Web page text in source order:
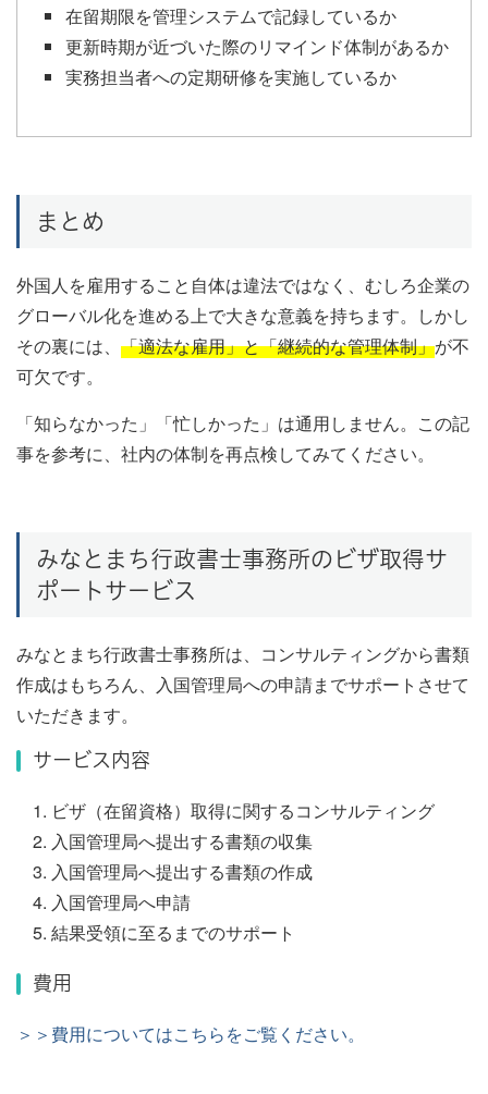
在留期限を管理システムで記録しているか
更新時期が近づいた際のリマインド体制があるか
実務担当者への定期研修を実施しているか
まとめ
外国人を雇用すること自体は違法ではなく、むしろ企業の
グローバル化を進める上で大きな意義を持ちます。しかし
その裏には、 「適法な雇用」と「継続的な管理体制」が不
可欠です。
「知らなかった」「忙しかった」は通用しません。この記
事を参考に、社内の体制を再点検してみてください。
みなとまち行政書士事務所のビザ取得サ
ポートサービス
みなとまち行政書士事務所は、コンサルティングから書類
作成はもちろん、入国管理局への申請までサポートさせて
いただきます。
サービス内容
ビザ（在留資格）取得に関するコンサルティング
入国管理局へ提出する書類の収集
入国管理局へ提出する書類の作成
入国管理局へ申請
結果受領に至るまでのサポート
費用
＞＞費用についてはこちらをご覧ください。